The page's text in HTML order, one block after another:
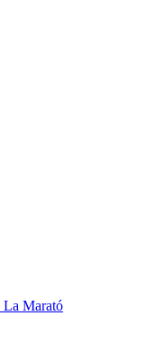
La Marató